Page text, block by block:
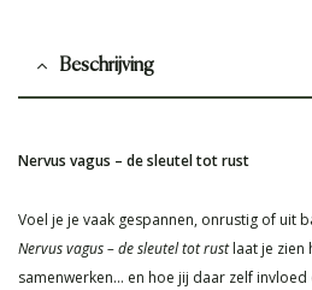
Beschrijving
Nervus vagus – de sleutel tot rust
Voel je je vaak gespannen, onrustig of uit
Nervus vagus – de sleutel tot rustlaat je zien
samenwerken… en hoe jij daar zelf